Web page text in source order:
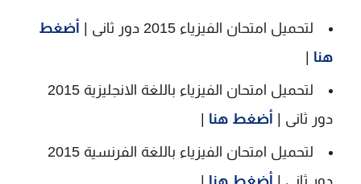
لتحميل امتحان الفيزياء 2015 دور ثانى |
أضغط
هنا
لتحميل امتحان الفيزياء باللغة الانجليزية 2015
دور ثانى | أضغط هنا
لتحميل امتحان الفيزياء باللغة الفرنسية 2015
دور ثانى | أضغط هنا